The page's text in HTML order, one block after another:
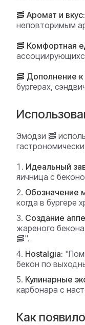
🥓 Аромат и вкус:
неповторимым
🥓 Комфортная
🥓 Дополнение
бургерах,
Эмодзи 🥓
Идеальный
яичница с
Обозначение
когда в бургере
Создание
жареного
🥓".
Нostalgia:
бекон по
Кулинарные
карбонара с
Как